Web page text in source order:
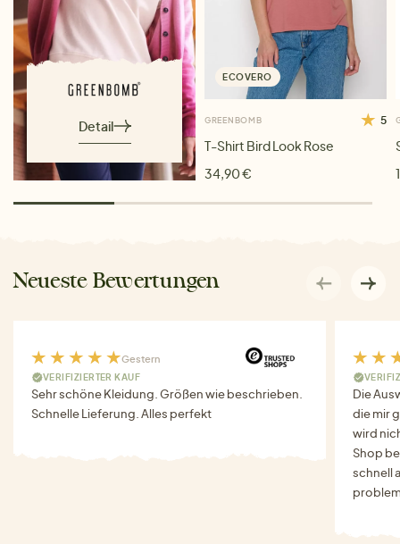
Detail
ECOVERO
GREENBOMB 5
T-Shirt Bird Look Rose
34,90 €
Neueste Bewertungen
Gestern
VERIFIZIERTER KAUF
Sehr schöne Kleidung. Größen wie beschrieben.
Schnelle Lieferung. Alles perfekt
Die
die mir
wird
Shop
schnell